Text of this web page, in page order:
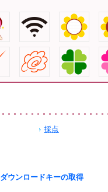
採点
ダウンロードキーの取得